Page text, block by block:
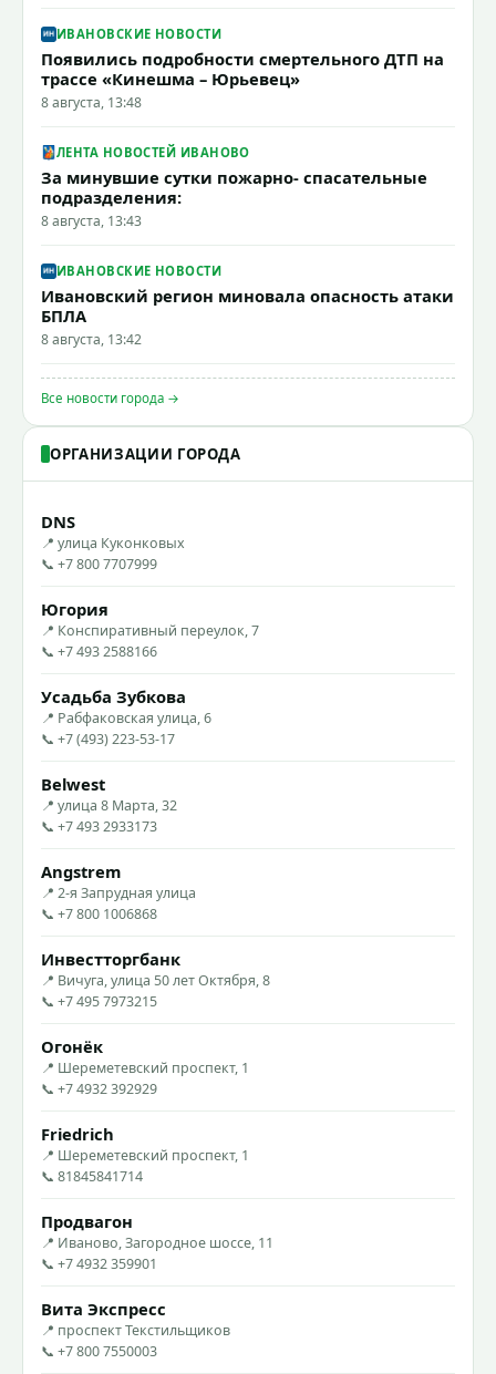
ИВАНОВСКИЕ НОВОСТИ
Появились подробности смертельного ДТП на
трассе «Кинешма – Юрьевец»
8 августа, 13:48
ЛЕНТА НОВОСТЕЙ ИВАНОВО
За минувшие сутки пожарно- спасательные
подразделения:
8 августа, 13:43
ИВАНОВСКИЕ НОВОСТИ
Ивановский регион миновала опасность атаки
БПЛА
8 августа, 13:42
Все новости города →
ОРГАНИЗАЦИИ ГОРОДА
DNS
📍 улица Куконковых
📞 +7 800 7707999
Югория
📍 Конспиративный переулок, 7
📞 +7 493 2588166
Усадьба Зубкова
📍 Рабфаковская улица, 6
📞 +7 (493) 223-53-17
Belwest
📍 улица 8 Марта, 32
📞 +7 493 2933173
Angstrem
📍 2-я Запрудная улица
📞 +7 800 1006868
Инвестторгбанк
📍 Вичуга, улица 50 лет Октября, 8
📞 +7 495 7973215
Огонёк
📍 Шереметевский проспект, 1
📞 +7 4932 392929
Friedrich
📍 Шереметевский проспект, 1
📞 81845841714
Продвагон
📍 Иваново, Загородное шоссе, 11
📞 +7 4932 359901
Вита Экспресс
📍 проспект Текстильщиков
📞 +7 800 7550003